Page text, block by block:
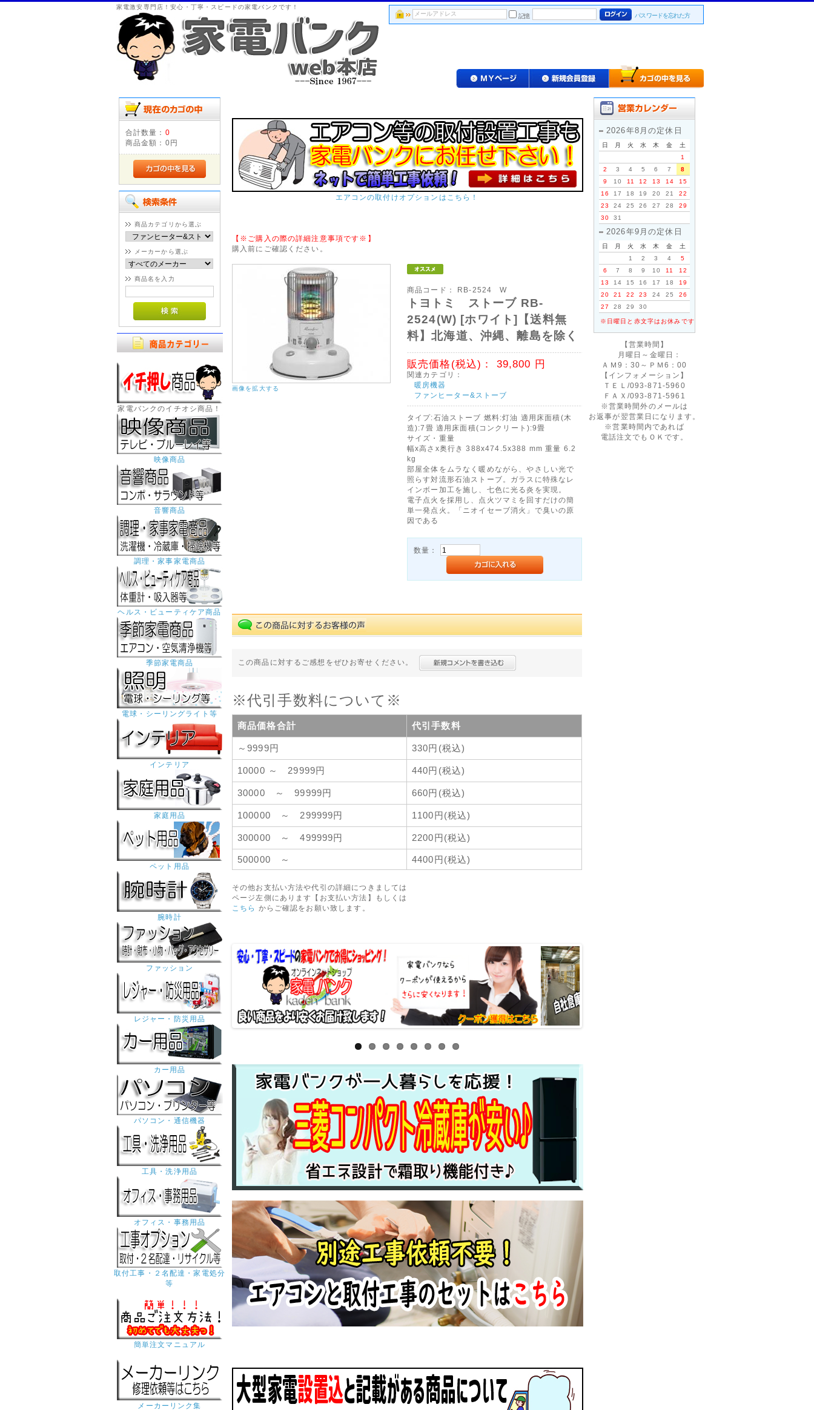
家電激安専門店！安心・丁寧・スピードの家電バンクです！
記憶
パスワードを忘れた方
合計数量： 0
商品金額： 0円
商品カテゴリから選ぶ
メーカーから選ぶ
商品名を入力
家電バンクのイチオシ商品！
映像商品
音響商品
調理・家事家電商品
ヘルス・ビューティケア商品
季節家電商品
電球・シーリングライト等
インテリア
家庭用品
ペット用品
腕時計
ファッション
レジャー・防災用品
カー用品
パソコン・通信機器
工具・洗浄用品
オフィス・事務用品
取付工事・２名配達・家電処分
等
簡単注文マニュアル
メーカーリンク集
エアコンの取付けオプションはこちら！
【※ご購入の際の詳細注意事項です※】
購入前にご確認ください。
画像を拡大する
商品コード： RB-2524 W
トヨトミ ストーブ RB-
2524(W) [ホワイト]【送料無
料】北海道、沖縄、離島を除く
販売価格(税込)： 39,800 円
関連カテゴリ：
暖房機器
ファンヒーター&ストーブ
タイプ:石油ストーブ 燃料:灯油 適用床面積(木
造):7畳 適用床面積(コンクリート):9畳
サイズ・重量
幅x高さx奥行き 388x474.5x388 mm 重量 6.2
kg
部屋全体をムラなく暖めながら、やさしい光で
照らす対流形石油ストーブ。ガラスに特殊なレ
インボー加工を施し、七色に光る炎を実現。
電子点火を採用し、点火ツマミを回すだけの簡
単一発点火。「ニオイセーブ消火」で臭いの原
因である
数量：
この商品に対するご感想をぜひお寄せください。
※代引手数料について※
商品価格合計 代引手数料
～9999円 330円(税込)
10000 ～ 29999円 440円(税込)
30000 ～ 99999円 660円(税込)
100000 ～ 299999円 1100円(税込)
300000 ～ 499999円 2200円(税込)
500000 ～ 4400円(税込)
その他お支払い方法や代引の詳細につきましては
ページ左側にあります【お支払い方法】もしくは
こちら
からご確認をお願い致します。
2026年8月の定休日
日 月 火 水 木 金
土
1
2
3 4 5 6 7
8
9
10 11 12 13 14
15
16
17 18 19 20 21
22
23
24 25 26 27 28
29
30
31
2026年9月の定休日
日 月 火 水 木 金
土
1
2 3 4
5
6
7 8 9 10 11
12
13
14 15 16 17 18
19
20
21 22 23 24 25
26
27
28 29 30
※日曜日と赤文字はお休みです
【営業時間】
月曜日～金曜日：
ＡＭ9：30～ＰＭ6：00
【インフォメーション】
ＴＥＬ/093‐871‐5960
ＦＡＸ/093‐871‐5961
※営業時間外のメールは
お返事が翌営業日になります。
※営業時間内であれば
電話注文でもＯＫです。